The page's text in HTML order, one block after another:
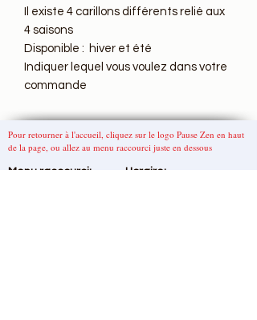
Il existe 4 carillons différents relié aux
4 saisons
Disponible :  hiver et été
Indiquer lequel vous voulez dans votre
commande
Pour retourner à l'accueil, cliquez sur le logo Pause Zen en haut
de la page, ou allez au menu raccourci juste en dessous
Menu raccourci: Horaire: